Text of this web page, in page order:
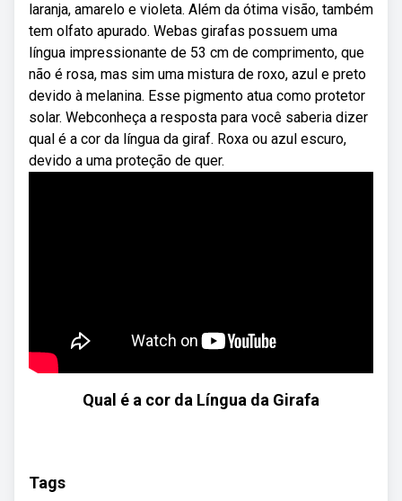
laranja, amarelo e violeta. Além da ótima visão, também
tem olfato apurado. Webas girafas possuem uma
língua impressionante de 53 cm de comprimento, que
não é rosa, mas sim uma mistura de roxo, azul e preto
devido à melanina. Esse pigmento atua como protetor
solar. Webconheça a resposta para você saberia dizer
qual é a cor da língua da giraf. Roxa ou azul escuro,
devido a uma proteção de quer.
Qual é a cor da Língua da Girafa
Tags